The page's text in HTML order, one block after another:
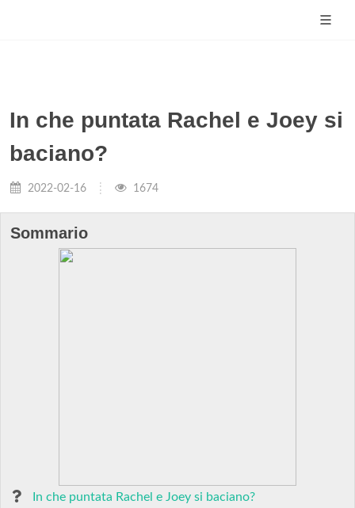
In che puntata Rachel e Joey si
baciano?
2022-02-16 1674
Sommario
In che puntata Rachel e Joey si baciano?